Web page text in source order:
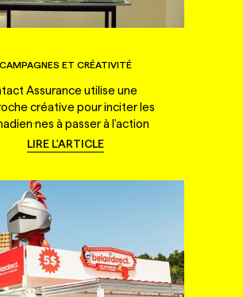
CAMPAGNES ET CRÉATIVITÉ
Assurance utilise une
créative pour inciter les
à passer à l'action
LIRE L'ARTICLE